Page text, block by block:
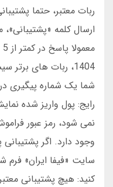
ربات معتبر، حتما
ارسال کلمه
1404، ربات های
شما یک شماره پیگیری
رایج: پول واریز شده
نمی شود، رمز عبور
وجود دارد. اگر
سایت «فیفا ایران»
کنید: هیچ پشتیبانی